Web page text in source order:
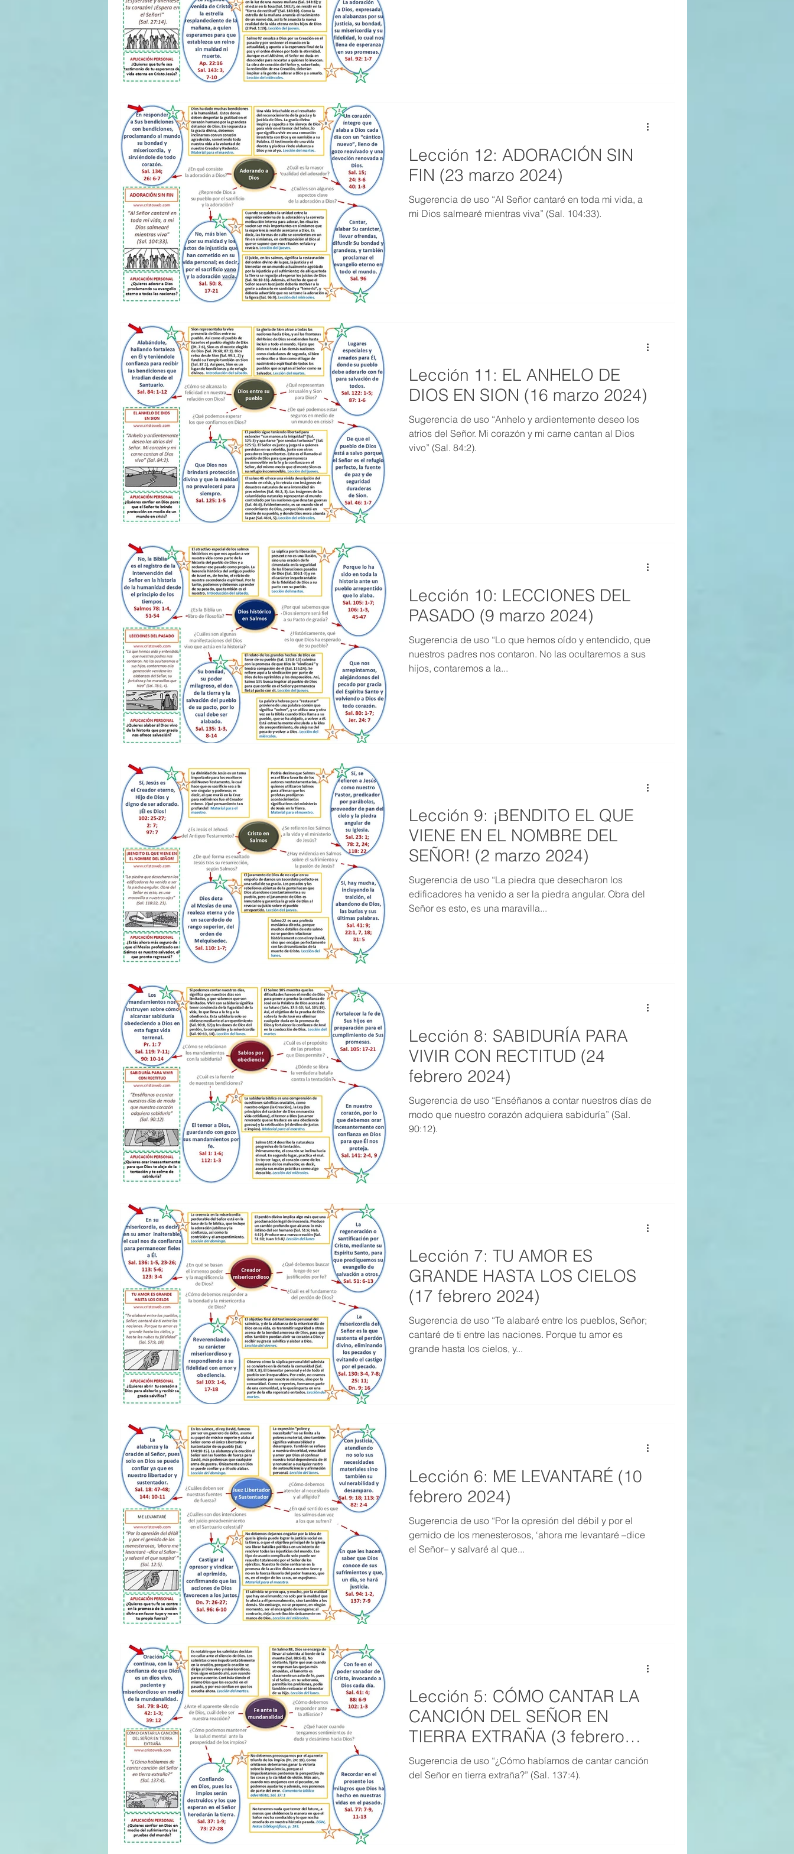
II TRIMESTRE 2022 I TRIMESTRE 2022 IV TRIMESTRE 2021
II TRIMESTRE 2021 I TRIMESTRE 2021 IV TRIMESTRE 2020
II TRIMESTRE 2020 I TRIMESTRE 2020 IV TRIMESTRE 2019
II TRIMESTRE 2019
Lección 12: ADORACIÓN SIN
FIN (23 marzo 2024)
Sugerencia de uso “Al Señor cantaré en toda mi vida, a
mi Dios salmearé mientras viva” (Sal. 104:33).
Lección 11: EL ANHELO DE
DIOS EN SION (16 marzo 2024)
Sugerencia de uso “Anhelo y ardientemente deseo los
atrios del Señor. Mi corazón y mi carne cantan al Dios
vivo” (Sal. 84:2).
Lección 10: LECCIONES DEL
PASADO (9 marzo 2024)
Sugerencia de uso “Lo que hemos oído y entendido, que
nuestros padres nos contaron. No las ocultaremos a sus
hijos, contaremos a la...
Lección 9: ¡BENDITO EL QUE
VIENE EN EL NOMBRE DEL
SEÑOR! (2 marzo 2024)
Sugerencia de uso “La piedra que desecharon los
edificadores ha venido a ser la piedra angular. Obra del
Señor es esto, es una maravilla...
Lección 8: SABIDURÍA PARA
VIVIR CON RECTITUD (24
febrero 2024)
Sugerencia de uso “Enséñanos a contar nuestros días de
modo que nuestro corazón adquiera sabiduría” (Sal.
90:12).
Lección 7: TU AMOR ES
GRANDE HASTA LOS CIELOS
(17 febrero 2024)
Sugerencia de uso “Te alabaré entre los pueblos, Señor;
cantaré de ti entre las naciones. Porque tu amor es
grande hasta los cielos, y...
Lección 6: ME LEVANTARÉ (10
febrero 2024)
Sugerencia de uso “Por la opresión del débil y por el
gemido de los menesterosos, ‘ahora me levantaré –dice
el Señor– y salvaré al que...
Lección 5: CÓMO CANTAR LA
CANCIÓN DEL SEÑOR EN
TIERRA EXTRAÑA (3 febrero
2024)
Sugerencia de uso “¿Cómo habíamos de cantar canción
del Señor en tierra extraña?” (Sal. 137:4).